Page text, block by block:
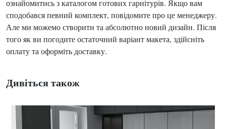
ознайомитись з каталогом готових гарнітурів. Якщо вам
сподобався певний комплект, повідомите про це менеджеру.
Але ми можемо створити та абсолютно новий дизайн. Після
того як ви погодите остаточний варіант макета, здійсніть
оплату та оформіть доставку.
Дивіться також